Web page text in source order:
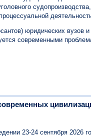
судопроизводства,
юридических вузов и
современными
23-24 сентября 2026